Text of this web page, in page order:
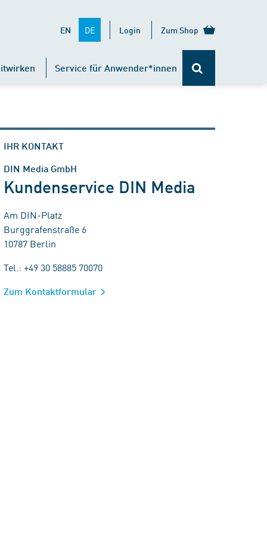
EN DE Login Zum Shop
Service für Anwender*innen
IHR KONTAKT
DIN Media GmbH
Kundenservice DIN Media
Am DIN-Platz
Burggrafenstraße 6
10787 Berlin
Tel.: +49 30 58885 70070
Zum Kontaktformular